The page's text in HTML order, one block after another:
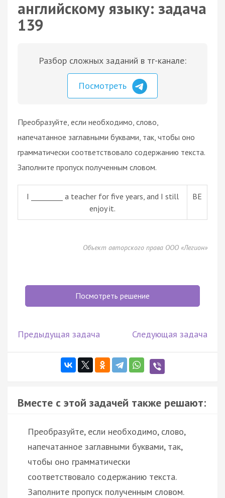
английскому языку: задача
139
Разбор сложных заданий в тг-канале:
Посмотреть
Преобразуйте, если необходимо, слово,
напечатанное заглавными буквами, так, чтобы оно
грамматически соответствовало содержанию текста.
Заполните пропуск полученным словом.
I _________ a teacher for five years, and I still
enjoy it.
BE
Объект авторского права ООО «Легион»
Посмотреть решение
Предыдущая задача Следующая задача
Вместе с этой задачей также решают:
Преобразуйте, если необходимо, слово,
напечатанное заглавными буквами, так,
чтобы оно грамматически
соответствовало содержанию текста.
Заполните пропуск полученным словом.